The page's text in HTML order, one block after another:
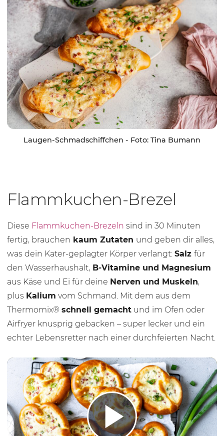
Laugen-Schmadschiffchen - Foto: Tina Bumann
Flammkuchen-Brezel
Diese Flammkuchen-Brezeln sind in 30 Minuten
fertig, brauchen kaum Zutaten und geben dir alles,
was dein Kater-geplagter Körper verlangt: Salz für
den Wasserhaushalt, B-Vitamine und Magnesium
aus Käse und Ei für deine Nerven und Muskeln,
plus Kalium vom Schmand. Mit dem aus dem
Thermomix® schnell gemacht und im Ofen oder
Airfryer knusprig gebacken – super lecker und ein
echter Lebensretter nach einer durchfeierten Nacht.